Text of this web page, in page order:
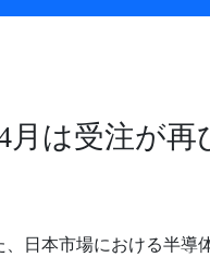
月は受注が再
日本市場における半導